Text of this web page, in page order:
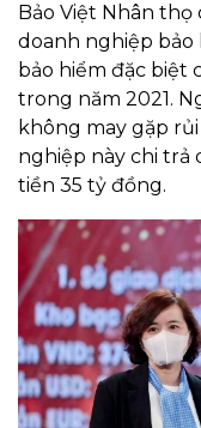
Bảo Việt Nhân
doanh nghiệp
bảo hiểm đặc biệt
trong năm 2021.
không may gặp
nghiệp này chi trả
tiền 35 tỷ đồng.